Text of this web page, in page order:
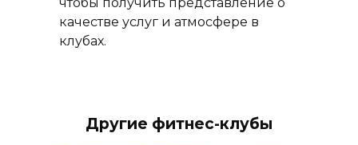
чтобы получить представление о
качестве услуг и атмосфере в
клубах.
Другие фитнес-клубы